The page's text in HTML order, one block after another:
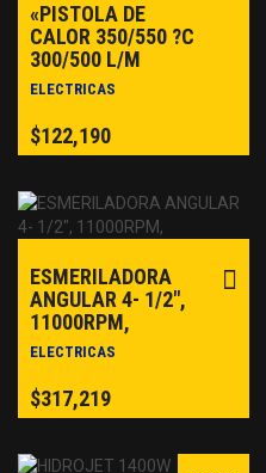
«PISTOLA DE
CALOR 350/550 ?C
300/500 L/M
ELECTRICAS
$122,190
ESMERILADORA
ANGULAR 4- 1/2″,
11000RPM,
ELECTRICAS
$317,219